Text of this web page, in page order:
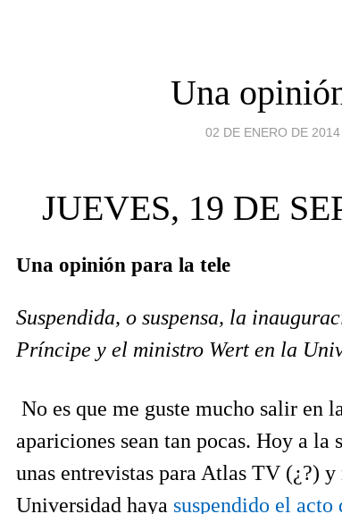
Una
02 DE ENERO DE
JUEVES, 19 DE
Una opinión para la tele
Suspendida, o suspensa, la
Príncipe y el ministro Wert en la
No es que me guste mucho salir en
apariciones sean tan pocas. Hoy a la
unas entrevistas para Atlas TV (¿?)
Universidad haya suspendido el